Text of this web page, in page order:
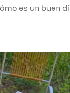
es un buen